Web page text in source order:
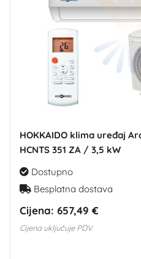
HOKKAIDO klima uređaj
HCNTS 351 ZA / 3,5 kW
Dostupno
Besplatna dostava
Cijena: 657,49 €
Cijena uključuje PDV.